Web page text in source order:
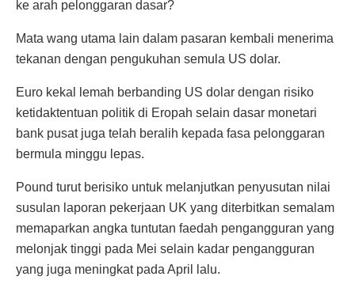
ke arah pelonggaran dasar?
Mata wang utama lain dalam pasaran kembali menerima
tekanan dengan pengukuhan semula US dolar.
Euro kekal lemah berbanding US dolar dengan risiko
ketidaktentuan politik di Eropah selain dasar monetari
bank pusat juga telah beralih kepada fasa pelonggaran
bermula minggu lepas.
Pound turut berisiko untuk melanjutkan penyusutan nilai
susulan laporan pekerjaan UK yang diterbitkan semalam
memaparkan angka tuntutan faedah pengangguran yang
melonjak tinggi pada Mei selain kadar pengangguran
yang juga meningkat pada April lalu.